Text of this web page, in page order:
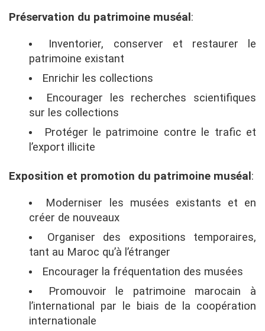
Préservation du patrimoine muséal :
Inventorier, conserver et restaurer le
patrimoine existant
Enrichir les collections
Encourager les recherches scientifiques
sur les collections
Protéger le patrimoine contre le trafic et
l’export illicite
Exposition et promotion du patrimoine muséal :
Moderniser les musées existants et en
créer de nouveaux
Organiser des expositions temporaires,
tant au Maroc qu’à l’étranger
Encourager la fréquentation des musées
Promouvoir le patrimoine marocain à
l’international par le biais de la coopération
internationale